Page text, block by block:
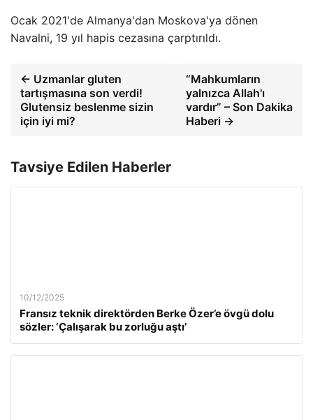
Ocak 2021'de Almanya'dan Moskova'ya dönen
Navalni, 19 yıl hapis cezasına çarptırıldı.
← Uzmanlar gluten
tartışmasına son verdi!
Glutensiz beslenme sizin
için iyi mi?
“Mahkumların
yalnızca Allah'ı
vardır” – Son Dakika
Haberi →
Tavsiye Edilen Haberler
10/12/2025
Fransız teknik direktörden Berke Özer’e övgü dolu
sözler: ‘Çalışarak bu zorluğu aştı’